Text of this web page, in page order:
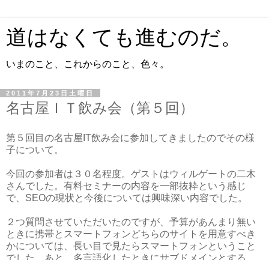
道はなくても進むのだ。
いまのこと、これからのこと、色々。
2011年7月23日土曜日
名古屋ＩＴ飲み会（第５回）
第５回目の名古屋IT飲み会に参加してきましたのでその様
子について。
今回の参加者は３０名程度。ゲストはウィルゲートの二木
さんでした。有料セミナーの内容を一部抜粋という感じ
で、SEOの現状と今後については興味深い内容でした。
２つ質問させていただいたのですが、予算があんまり無い
ときに携帯とスマートフォンどちらのサイトを用意すべき
かについては、長い目で見たらスマートフォンということ
でした。あと、多言語化したときにサブドメインとする